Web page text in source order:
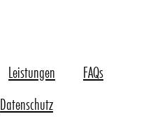
Leistungen
FAQs
Datenschutz